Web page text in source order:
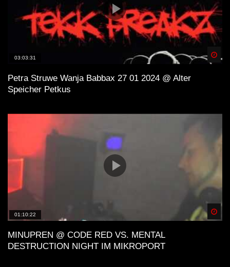
03:03:31
Petra Struwe Wanja Babbax 27 01 2024 @ Alter
Speicher Petkus
01:10:22
MINUPREN @ CODE RED VS. MENTAL
DESTRUCTION NIGHT IM MIKROPORT